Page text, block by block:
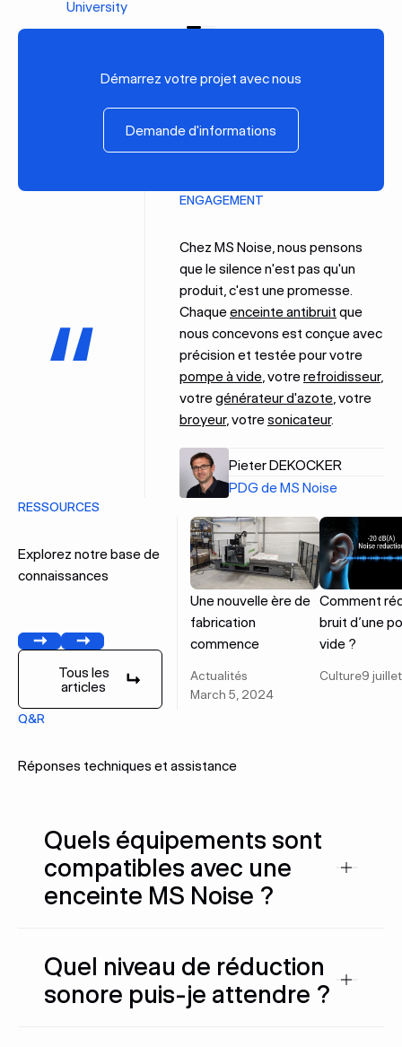
University
Démarrez votre projet avec nous
Demande d'informations
Demande d'informations
ENGAGEMENT
Chez MS Noise, nous pensons
que le silence n'est pas qu'un
produit, c'est une promesse.
Chaqueenceinte antibruit que
nous concevons est conçue avec
précision et testée pour votre
pompe à vide, votrerefroidisseur,
votregénérateur d'azote, votre
broyeur, votresonicateur.
Pieter DEKOCKER
PDG de MS Noise
RESSOURCES
Explorez notre base de
connaissances
PrécédentSuivant
Tous les articles
Tous les
articles
Une nouvelle ère de
fabrication
commence
Actualités
March 5, 2024
Comment
bruit d’une
vide ?
Culture9
Q&R
Réponses techniques et assistance
Quels équipements sont
compatibles avec une
enceinte MS Noise ?
Quel niveau de réduction
sonore puis-je attendre ?